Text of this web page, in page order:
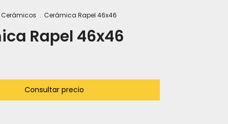
Cerámicos . Cerámica Rapel 46x46
Rapel 46x46